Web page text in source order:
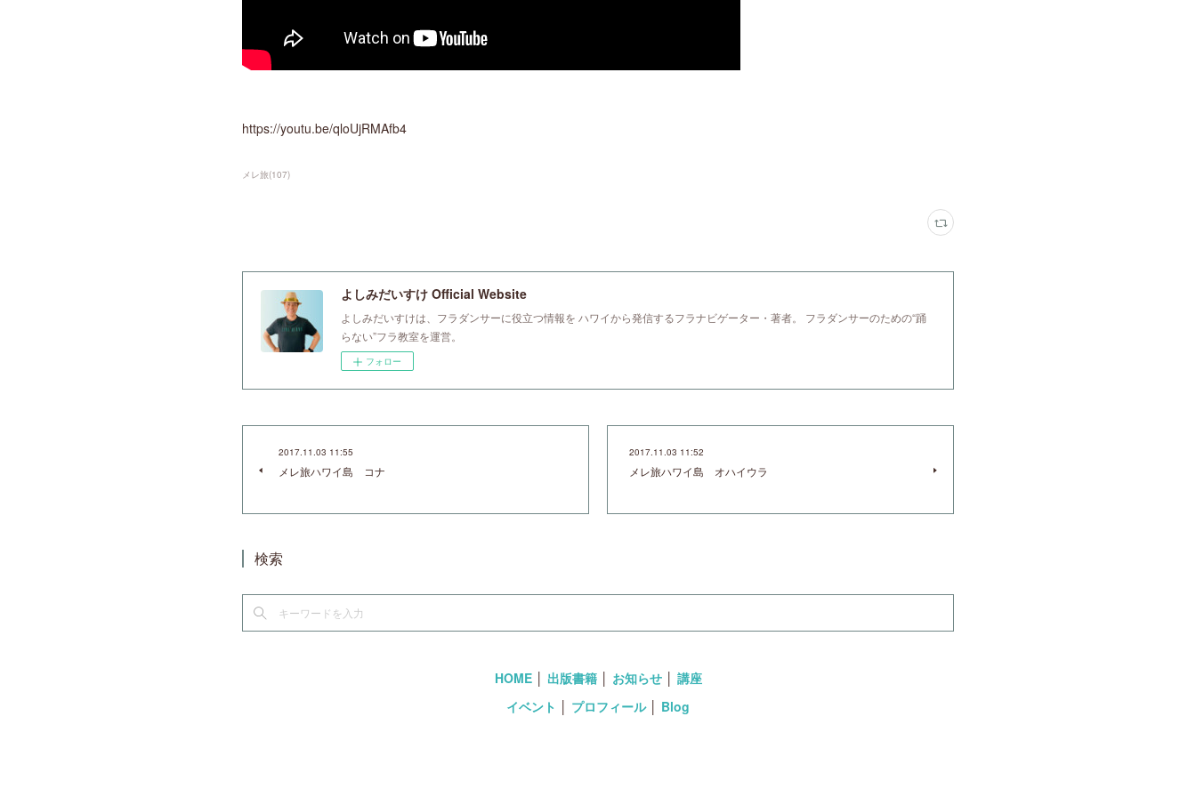
https://youtu.be/qloUjRMAfb4
メレ旅(107)
よしみだいすけ Official Website
よしみだいすけは、フラダンサーに役立つ情報を ハワイから発信するフラナビゲーター・著者。 フラダンサーのための“踊
らない”フラ教室を運営。
フォロー
2017.11.03 11:55
メレ旅ハワイ島 コナ
2017.11.03 11:52
メレ旅ハワイ島 オハイウラ
検索
HOME│ 出版書籍│ お知らせ│ 講座
イベント
プロフィール│ Blog